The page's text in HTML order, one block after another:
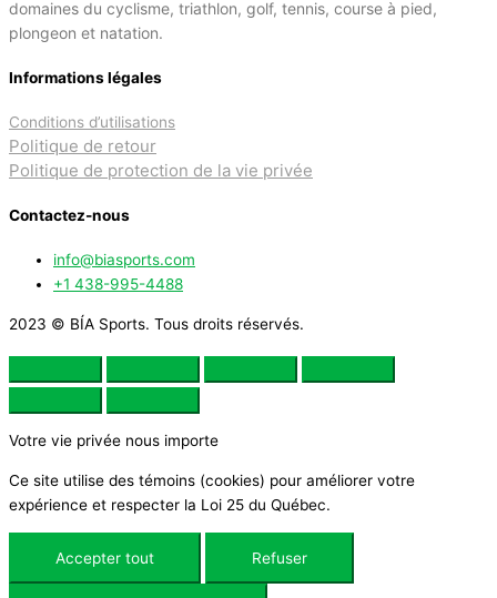
domaines du cyclisme, triathlon, golf, tennis, course à pied,
plongeon et natation.
Informations légales
Conditions d’utilisations
Politique de retour
Politique de protection de la vie privée
Contactez-nous
info@biasports.com
+1 438-995-4488
2023 © BÍA Sports. Tous droits réservés.
Votre vie privée nous importe
Ce site utilise des témoins (cookies) pour améliorer votre
expérience et respecter la Loi 25 du Québec.
Accepter tout Refuser